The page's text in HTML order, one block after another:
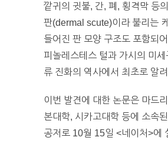
깥귀의 귓불, 간, 폐, 횡격막 등
판(dermal scute)이라 불리는
들어진 판 모양 구조도 포함되
피놀레스테스 털과 가시의 미
류 진화의 역사에서 최초로 알
이번 발견에 대한 논문은 마드
본대학, 시카고대학 등에 소속
공저로 10월 15일 <네이처>에